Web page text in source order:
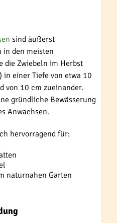
sind äußerst
in den meisten
die Zwiebeln im Herbst
in einer Tiefe von etwa 10
von 10 cm zueinander.
gründliche Bewässerung
Anwachsen.
hervorragend für:
naturnahen Garten